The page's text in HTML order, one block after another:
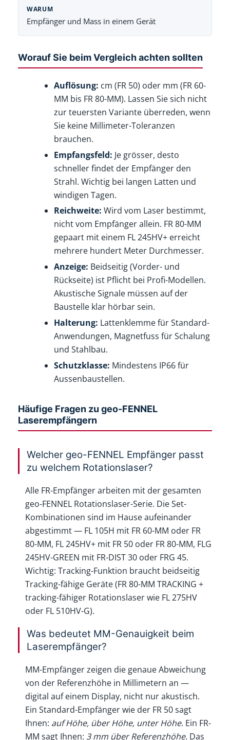
Empfänger und Mass in einem Gerät
Worauf Sie beim Vergleich achten sollten
Auflösung: cm (FR 50) oder mm (FR 60-
MM bis FR 80-MM). Lassen Sie sich nicht
zur teuersten Variante überreden, wenn
Sie keine Millimeter-Toleranzen
brauchen.
Empfangsfeld: Je grösser, desto
schneller findet der Empfänger den
Strahl. Wichtig bei langen Latten und
windigen Tagen.
Reichweite: Wird vom Laser bestimmt,
nicht vom Empfänger allein. FR 80-MM
gepaart mit einem FL 245HV+ erreicht
mehrere hundert Meter Durchmesser.
Anzeige: Beidseitig (Vorder- und
Rückseite) ist Pflicht bei Profi-Modellen.
Akustische Signale müssen auf der
Baustelle klar hörbar sein.
Halterung: Lattenklemme für Standard-
Anwendungen, Magnetfuss für Schalung
und Stahlbau.
Schutzklasse: Mindestens IP66 für
Aussenbaustellen.
Häufige Fragen zu geo-FENNEL
Laserempfängern
Welcher geo-FENNEL Empfänger passt
zu welchem Rotationslaser?
Alle FR-Empfänger arbeiten mit der gesamten
geo-FENNEL Rotationslaser-Serie. Die Set-
Kombinationen sind im Hause aufeinander
abgestimmt — FL 105H mit FR 60-MM oder FR
80-MM, FL 245HV+ mit FR 50 oder FR 80-MM, FLG
245HV-GREEN mit FR-DIST 30 oder FRG 45.
Wichtig: Tracking-Funktion braucht beidseitig
Tracking-fähige Geräte (FR 80-MM TRACKING +
tracking-fähiger Rotationslaser wie FL 275HV
oder FL 510HV-G).
Was bedeutet MM-Genauigkeit beim
Laserempfänger?
MM-Empfänger zeigen die genaue Abweichung
von der Referenzhöhe in Millimetern an —
digital auf einem Display, nicht nur akustisch.
Ein Standard-Empfänger wie der FR 50 sagt
Ihnen: auf Höhe, über Höhe, unter Höhe. Ein FR-
MM sagt Ihnen: 3 mm über Referenzhöhe. Das